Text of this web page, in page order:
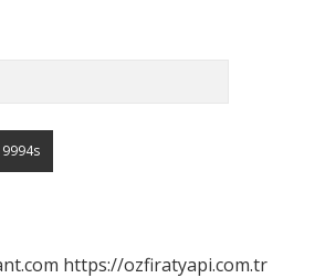
https://ozfiratyapi.com.tr